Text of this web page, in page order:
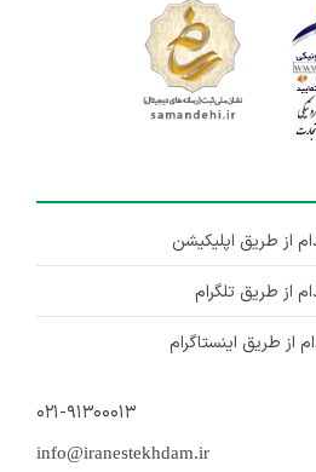
از طریق اپلیکیشن
از طریق تلگرام
از طریق اینستاگرام
۰۲۱-۹۱۳۰۰۰۱۳
info@iranestekhdam.ir